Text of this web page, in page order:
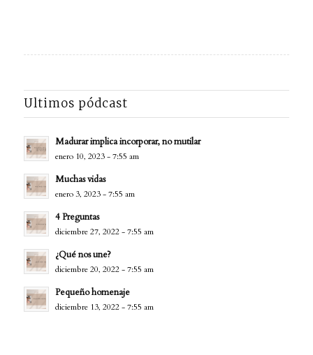
Ultimos pódcast
Madurar implica incorporar, no mutilar
enero 10, 2023 - 7:55 am
Muchas vidas
enero 3, 2023 - 7:55 am
4 Preguntas
diciembre 27, 2022 - 7:55 am
¿Qué nos une?
diciembre 20, 2022 - 7:55 am
Pequeño homenaje
diciembre 13, 2022 - 7:55 am